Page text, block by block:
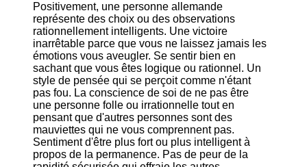
Positivement, une personne allemande
représente des choix ou des observations
rationnellement intelligents. Une victoire
inarrêtable parce que vous ne laissez jamais les
émotions vous aveugler. Se sentir bien en
sachant que vous êtes logique ou rationnel. Un
style de pensée qui se perçoit comme n'étant
pas fou. La conscience de soi de ne pas être
une personne folle ou irrationnelle tout en
pensant que d'autres personnes sont des
mauviettes qui ne vous comprennent pas.
Sentiment d'être plus fort ou plus intelligent à
propos de la permanence. Pas de peur de la